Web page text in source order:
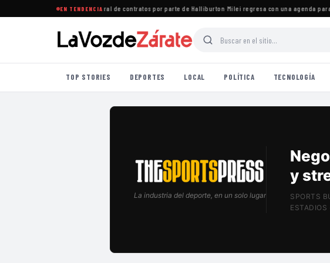
EN TENDENCIA
rechazan recorte unilateral de contratos por parte de Halliburton·Milei regresa con una agenda para
TOP STORIES DEPORTES LOCAL POLÍTICA TECNOLOGÍA
La industria del deporte, en un solo lugar
y
SPORTS
ESTADIOS